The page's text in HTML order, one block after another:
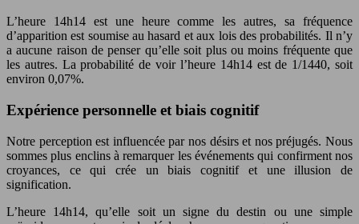
L’heure 14h14 est une heure comme les autres, sa fréquence
d’apparition est soumise au hasard et aux lois des probabilités. Il n’y
a aucune raison de penser qu’elle soit plus ou moins fréquente que
les autres. La probabilité de voir l’heure 14h14 est de 1/1440, soit
environ 0,07%.
Expérience personnelle et biais cognitif
Notre perception est influencée par nos désirs et nos préjugés. Nous
sommes plus enclins à remarquer les événements qui confirment nos
croyances, ce qui crée un biais cognitif et une illusion de
signification.
L’heure 14h14, qu’elle soit un signe du destin ou une simple